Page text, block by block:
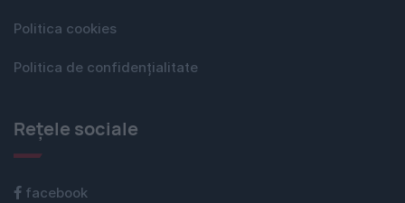
Politica cookies
Politica de confidențialitate
Rețele sociale
facebook